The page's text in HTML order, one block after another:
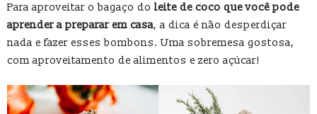
Para aproveitar o bagaço do leite de coco que você pode
aprender a preparar em casa, a dica é não desperdiçar
nada e fazer esses bombons. Uma sobremesa gostosa,
com aproveitamento de alimentos e zero açúcar!